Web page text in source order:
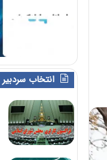
انتخاب سردبیر